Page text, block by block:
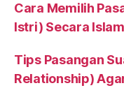
Cara Memilih
Istri) Secara
Tips Pasangan
Relationship)